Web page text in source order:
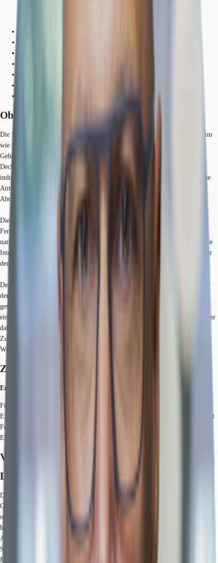
Objekt
Die Schanzenstrasse 28 verkörpern das industrielle Erbe von Köln Mühlheim
wie kaum ein anderes Gebäude in der Nachbarschaft. Das alt industrielle
Gebäude mit der denkmalgeschützten Klinkerfassaden, großen Fenstern,
Deckenhöhen von zum Teil über vier Metern und vielen originalen
industriezeitlichen Elementen, geben diesem Standorte eine unvergleichliche
Atmosphäre. Durch die Investition in die Bestandsimmobilien anstelle von
Abriss und Neubau wurden erhebliche CO2-Emissionen eingespart.
Die Schanzenstrasse ist Heimat einiger der bekanntesten deutschen
Fernsehproduktionen und stellt so das Tor zur Unterhaltungsindustrie auf
nationaler Ebene dar. Aber auch renommierte Bildungseinrichtungen, wie die
Internationale Filmhochschule und die Technische Hochschule haben sich für
den Standort entschieden.
Der Vermieter verfolgt stets das Ziel individuell auf die Unternehmenskultur
der Mieter einzugehen und einzigartige Erlebnisse für jeden Arbeitsplatz zu
gestalten. Durch signifikante Investitionen in die Immobilien werden
einladende, lichtdurchflutete Flächen gestaltet. Auf diese Weise werden Mieter
dabei unterstützt, Spitzenkräfte zu gewinnen und langfristig zu binden.
Zusätzlich werden regelmäßige Veranstaltungen organisiert, die das
Wohlbefinden fördern und einen Beitrag zum Gemeinwohl leisten.
Zertifizierungen
Energieausweis
Für diese Liegenschaft liegt ein Verbrauchsausweis vom 12.05.2022 vom
Eigentümer/Vermieter vor. Der wesentliche Energieträger der Liegenschaft ist
Fernwärme. Der Endenergieverbrauch Strom beträgt 28.7 kWh/(m²*a). Der
Endenergieverbrauch Wärme beträgt 56.2 kWh/(m²*a).
Verfügbare Fläche
Lage und Verkehrsanbindung
Die Liegenschaft befindet sich im Kölner Stadtteil Mülheim. Wenige
Gehminuten entfernt befinden sich verschiedene Bahnstationen, die einen
optimalen Anschluss an den öffentlichen Nahverkehr gewährleisten. Darüber
hinaus bietet der Standort eine schnelle Erreichbarkeit der umliegenden
Autobahnen sowie der Kölner Innenstadt. Das nahe gelegene Mülheimer
Stadtzentrum bietet ein reichhaltiges Angebot an Geschäften des täglichen
Bedarfs, Restaurants und Cafés. In direkter Nachbarschaft zum Objekt haben